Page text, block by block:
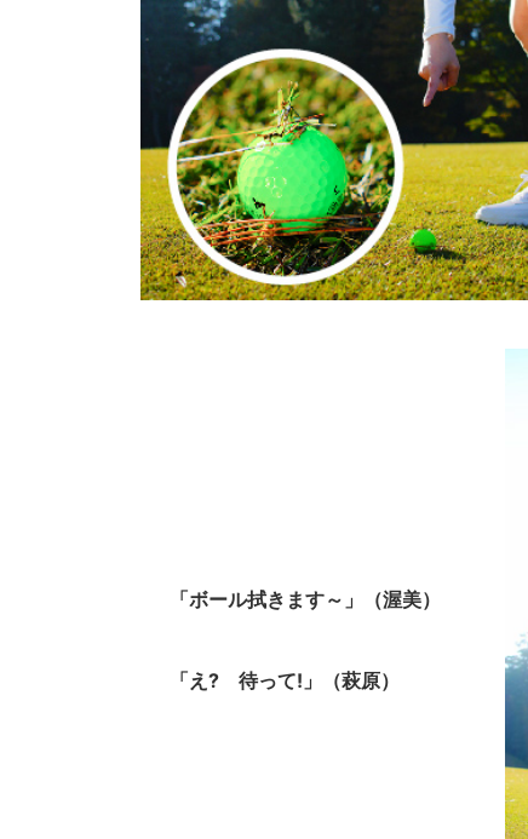
「ボール拭きます～」（渥美）
「え? 待って!」（萩原）